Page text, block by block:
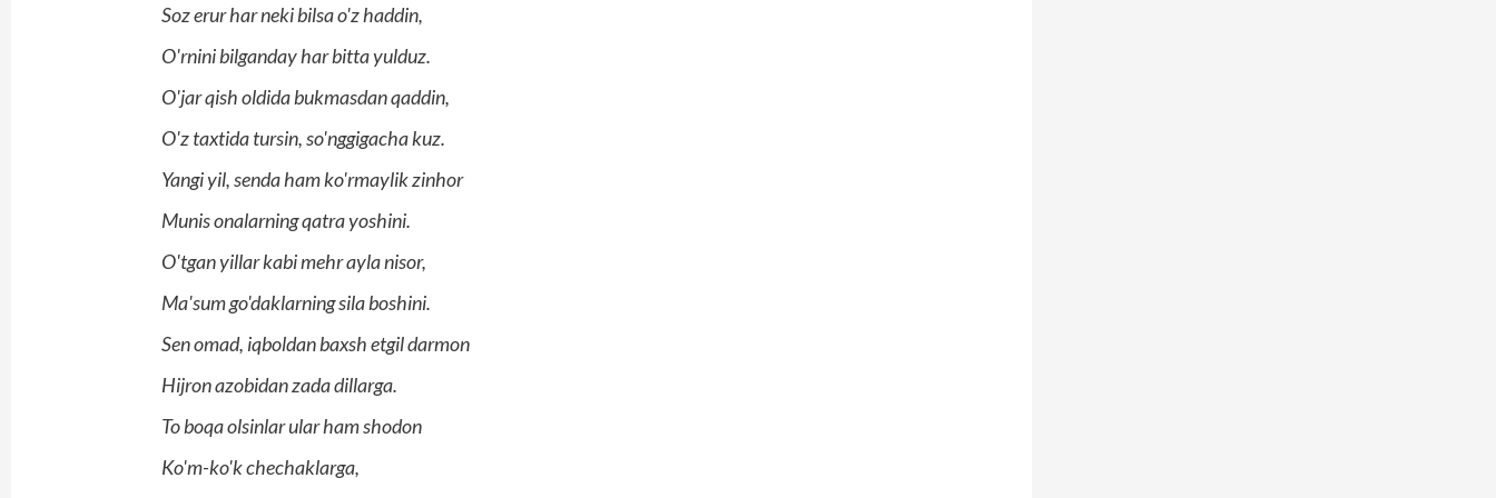
Soz erur har neki bilsa o'z haddin,
O'rnini bilganday har bitta yulduz.
O'jar qish oldida bukmasdan qaddin,
O'z taxtida tursin, so'nggigacha kuz.
Yangi yil, senda ham ko'rmaylik zinhor
Munis onalarning qatra yoshini.
O'tgan yillar kabi mehr ayla nisor,
Ma'sum go'daklarning sila boshini.
Sen omad, iqboldan baxsh etgil darmon
Hijron azobidan zada dillarga.
To boqa olsinlar ular ham shodon
Ko'm-ko'k chechaklarga,